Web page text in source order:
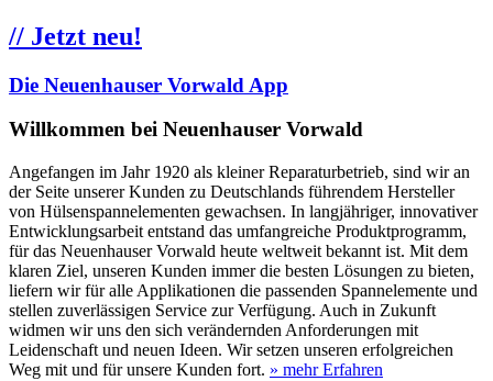
// Jetzt neu!
Die Neuenhauser Vorwald App
Willkommen bei Neuenhauser Vorwald
Angefangen im Jahr 1920 als kleiner Reparaturbetrieb, sind wir an
der Seite unserer Kunden zu Deutschlands führendem Hersteller
von Hülsenspannelementen gewachsen. In langjähriger, innovativer
Entwicklungsarbeit entstand das umfangreiche Produktprogramm,
für das Neuenhauser Vorwald heute weltweit bekannt ist. Mit dem
klaren Ziel, unseren Kunden immer die besten Lösungen zu bieten,
liefern wir für alle Applikationen die passenden Spannelemente und
stellen zuverlässigen Service zur Verfügung. Auch in Zukunft
widmen wir uns den sich verändernden Anforderungen mit
Leidenschaft und neuen Ideen. Wir setzen unseren erfolgreichen
Weg mit und für unsere Kunden fort. » mehr Erfahren